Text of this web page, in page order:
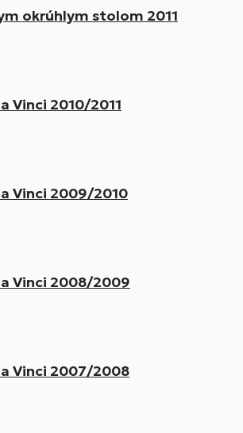
okrúhlym stolom 2011
Vinci 2010/2011
Vinci 2009/2010
Vinci 2008/2009
Vinci 2007/2008